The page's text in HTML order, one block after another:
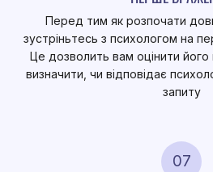
Перед тим як розпочати
зустріньтесь з психологом на
Це дозволить вам оцінити його
визначити, чи відповідає
запиту
07